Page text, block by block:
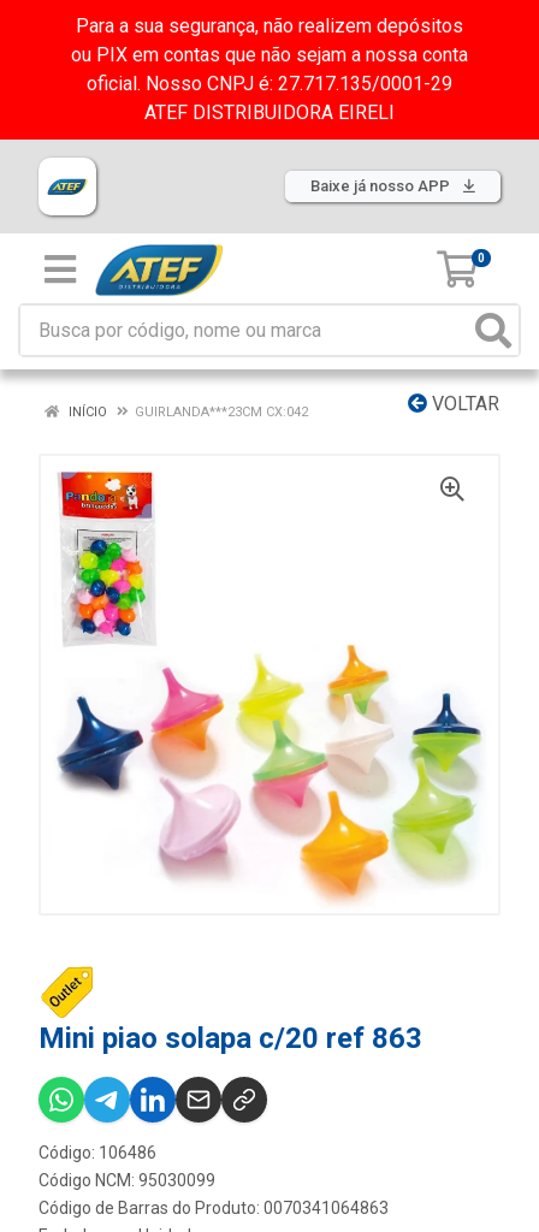
Para a sua segurança, não realizem depósitos
ou PIX em contas que não sejam a nossa conta
oficial. Nosso CNPJ é: 27.717.135/0001-29
ATEF DISTRIBUIDORA EIRELI
Baixe já nosso APP
0
VOLTAR
INÍCIO GUIRLANDA***23CM CX:042
Mini piao solapa c/20 ref 863
Código: 106486
Código NCM: 95030099
Código de Barras do Produto: 0070341064863